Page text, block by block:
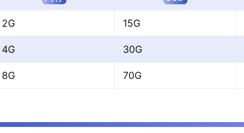
2G 15G
4G 30G
8G 70G